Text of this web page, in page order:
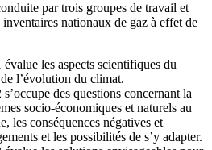
par trois groupes de travail et
nationaux de gaz à effet de
les aspects scientifiques du
l’évolution du climat.
des questions concernant la
socio-économiques et naturels au
les conséquences négatives et
et les possibilités de s’y adapter.